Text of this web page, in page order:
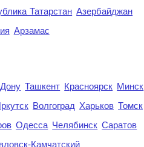
Татарстан Азербайджан
Арзамас
Ташкент Красноярск Минск
Волгоград Харьков Томск
Одесса Челябинск Саратов
Камчатский